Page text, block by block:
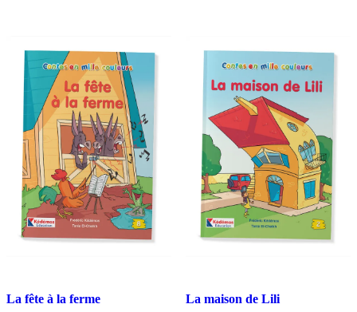
La fête à la ferme La maison de Lili